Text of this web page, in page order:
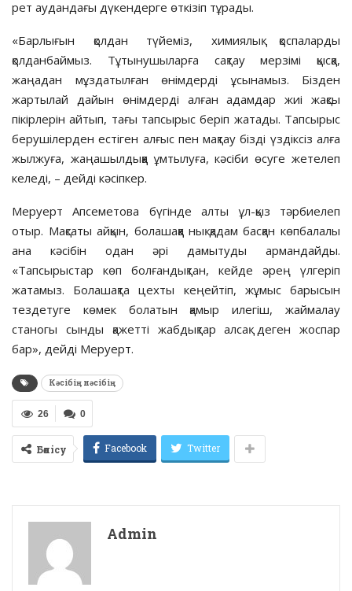
рет аудандағы дүкендерге өткізіп тұрады.
«Барлығын қолдан түйеміз, химиялық қоспаларды
қолданбаймыз. Тұтынушыларға сақтау мерзімі қысқа,
жаңадан мұздатылған өнімдерді ұсынамыз. Бізден
жартылай дайын өнімдерді алған адамдар жиі жақсы
пікірлерін айтып, тағы тапсырыс беріп жатады. Тапсырыс
берушілерден естіген алғыс пен мақтау бізді үздіксіз алға
жылжуға, жаңашылдыққа ұмтылуға, кәсіби өсуге жетелеп
келеді, – дейді кәсіпкер.
Меруерт Апсеметова бүгінде алты ұл-қыз тәрбиелеп
отыр. Мақсаты айқын, болашаққа нық қадам басқан көпбалалы
ана кәсібін одан әрі дамытуды армандайды.
«Тапсырыстар көп болғандықтан, кейде әрең үлгеріп
жатамыз. Болашақта цехты кеңейтіп, жұмыс барысын
тездетуге көмек болатын қамыр илегіш, жаймалау
станогы сынды қажетті жабдықтар алсақ деген жоспар
бар», дейді Меруерт.
Кәсібің нәсібің
0
26
Бөлісу Facebook Twitter
Admin